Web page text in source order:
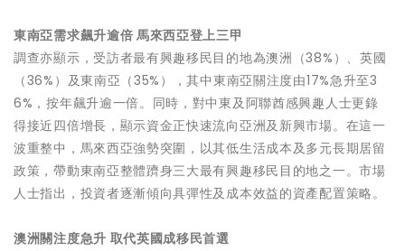
東南亞需求飆升逾倍 馬來西亞登上三甲
調查亦顯示，受訪者最有興趣移民目的地為澳洲（38%）、英國
（36%）及東南亞（35%），其中東南亞關注度由17%急升至3
6%，按年飆升逾一倍。同時，對中東及阿聯酋感興趣人士更錄
得接近四倍增長，顯示資金正快速流向亞洲及新興市場。在這一
波重整中，馬來西亞強勢突圍，以其低生活成本及多元長期居留
政策，帶動東南亞整體躋身三大最有興趣移民目的地之一。市場
人士指出，投資者逐漸傾向具彈性及成本效益的資產配置策略。
澳洲關注度急升 取代英國成移民首選